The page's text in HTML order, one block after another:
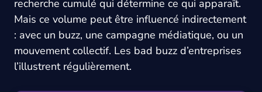
recherche cumulé qui détermine ce qui apparaît.
Mais ce volume peut être influencé indirectement
: avec un buzz, une campagne médiatique, ou un
mouvement collectif. Les bad buzz d’entreprises
l’illustrent régulièrement.